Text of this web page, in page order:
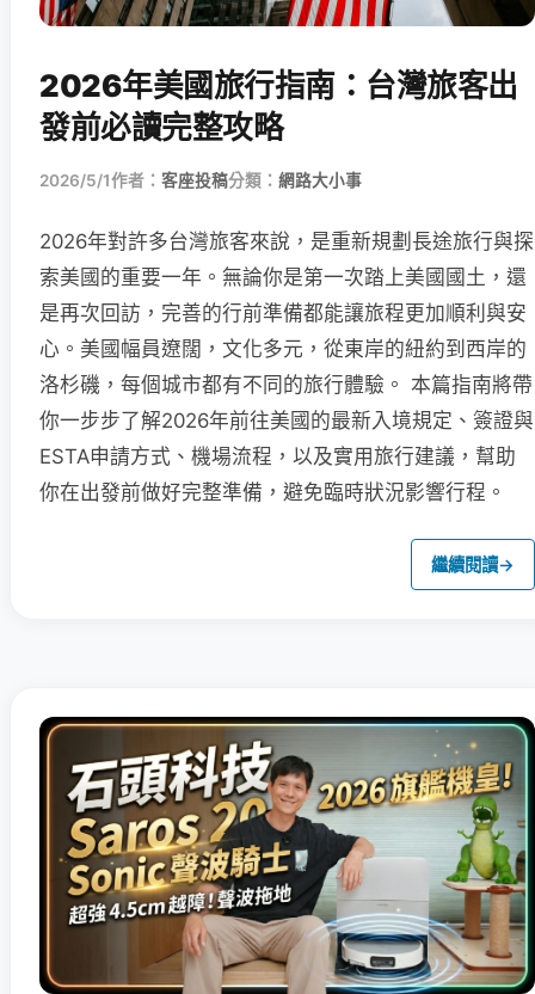
2026年美國旅行指南：台灣旅客出
發前必讀完整攻略
2026/5/1作者： 客座投稿分類： 網路大小事
2026年對許多台灣旅客來說，是重新規劃長途旅行與探
索美國的重要一年。無論你是第一次踏上美國國土，還
是再次回訪，完善的行前準備都能讓旅程更加順利與安
心。美國幅員遼闊，文化多元，從東岸的紐約到西岸的
洛杉磯，每個城市都有不同的旅行體驗。 本篇指南將帶
你一步步了解2026年前往美國的最新入境規定、簽證與
ESTA申請方式、機場流程，以及實用旅行建議，幫助
你在出發前做好完整準備，避免臨時狀況影響行程。
繼續閱讀→